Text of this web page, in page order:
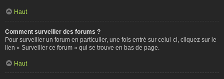
Haut
Comment surveiller des forums ?
Pour surveiller un forum en particulier, une fois entré sur celui-ci, cliquez sur le
lien « Surveiller ce forum » qui se trouve en bas de page.
Haut